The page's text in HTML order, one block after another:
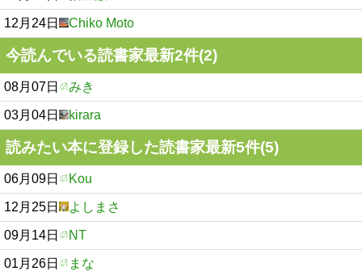
12月24日 Chiko Moto
今読んでいる読書家最新2件(2)
08月07日 みき
03月04日 kirara
読みたい本に登録した読書家最新5件(5)
06月09日 Kou
12月25日 よしまさ
09月14日 NT
01月26日 まな